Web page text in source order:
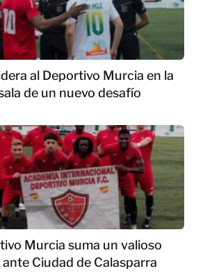
al Deportivo Murcia en la
de un nuevo desafío
Murcia suma un valioso
Ciudad de Calasparra